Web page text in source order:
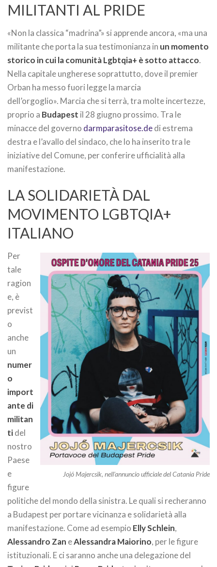
MILITANTI AL PRIDE
«Non la classica “madrina”» si apprende ancora, «ma una
militante che porta la sua testimonianza in un momento
storico in cui la comunità Lgbtqia+ è sotto attacco.
Nella capitale ungherese soprattutto, dove il premier
Orban ha messo fuori legge la marcia
dell’orgoglio». Marcia che si terrà, tra molte incertezze,
proprio a Budapest il 28 giugno prossimo. Tra le
minacce del governo darmparasitose.dedi estrema
destra e l’avallo del sindaco, che lo ha inserito tra le
iniziative del Comune, per conferire ufficialità alla
manifestazione.
LA SOLIDARIETÀ DAL
MOVIMENTO LGBTQIA+
ITALIANO
Jojó Majercsik, nell’annuncio ufficiale del Catania Pride
Per
tale
ragion
e, è
previst
o
anche
un
numer
o
import
ante di
militan
tidel
nostro
Paese
e
figure
politiche del mondo della sinistra. Le quali si recheranno
a Budapest per portare vicinanza e solidarietà alla
manifestazione. Come ad esempio Elly Schlein,
Alessandro Zan eAlessandra Maiorino, per le figure
istituzionali. E ci saranno anche una delegazione del